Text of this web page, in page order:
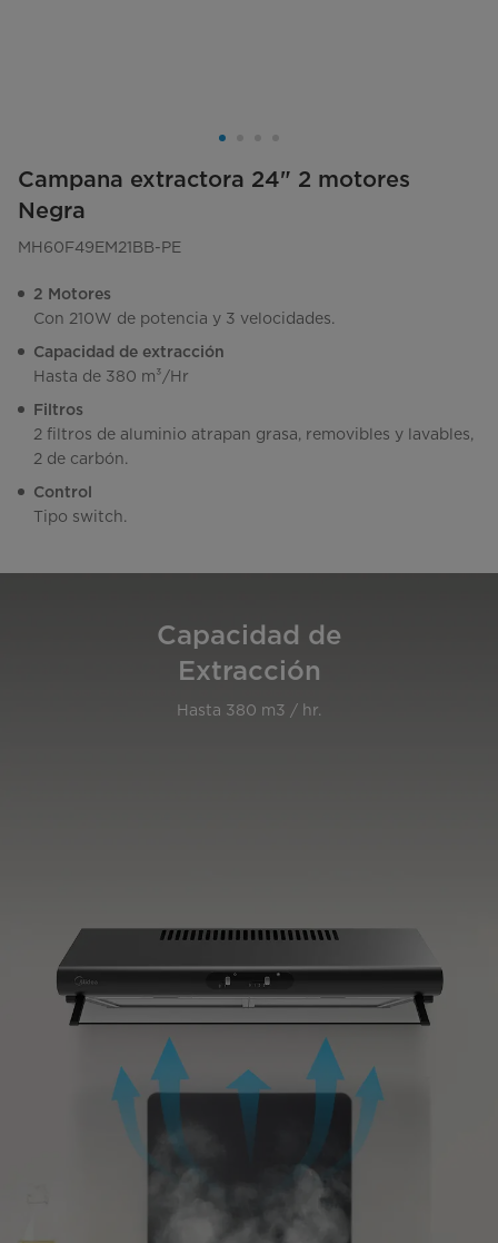
Campana extractora 24" 2 motores
Negra
MH60F49EM21BB-PE
2 Motores
Con 210W de potencia y 3 velocidades.
Capacidad de extracción
Hasta de 380 m³/Hr
Filtros
2 filtros de aluminio atrapan grasa, removibles y lavables,
2 de carbón.
Control
Tipo switch.
Capacidad de
Extracción
Hasta 380 m3 / hr.